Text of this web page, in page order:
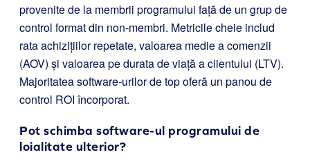
provenite de la membrii programului față de un grup de
control format din non-membri. Metricile cheie includ
rata achizițiilor repetate, valoarea medie a comenzii
(AOV) și valoarea pe durata de viață a clientului (LTV).
Majoritatea software-urilor de top oferă un panou de
control ROI încorporat.
Pot schimba software-ul programului de
loialitate ulterior?